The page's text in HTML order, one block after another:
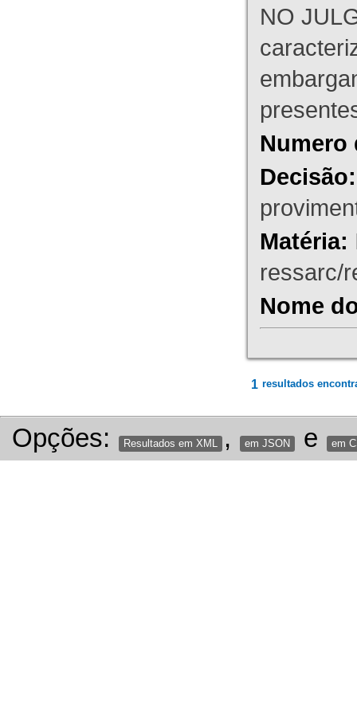
NO
Numero
Decisão:
Matéria:
ressarc/
Nome
1 resultados
Opções: Resultados em XML , em JSON e em